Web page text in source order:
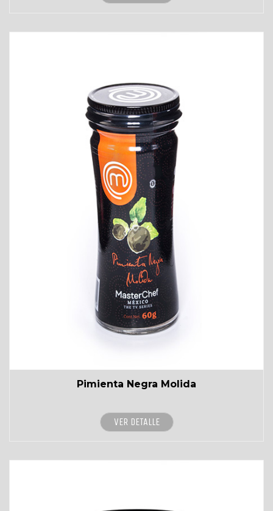
Pimienta Negra Molida
VER DETALLE